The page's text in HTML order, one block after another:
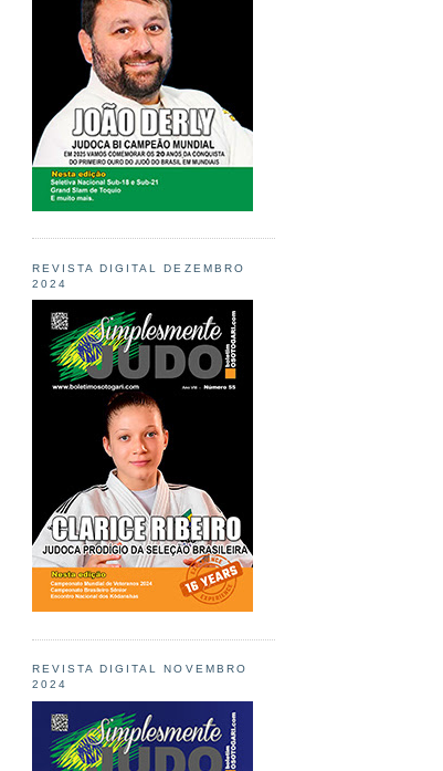
REVISTA DIGITAL DEZEMBRO
2024
REVISTA DIGITAL NOVEMBRO
2024